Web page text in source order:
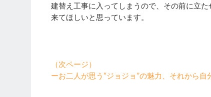
建替え工事に入ってしまうので、その前に立
来てほしいと思っています。
（次ページ）
ーお二人が思う“ジョジョ”の魅力、それから自